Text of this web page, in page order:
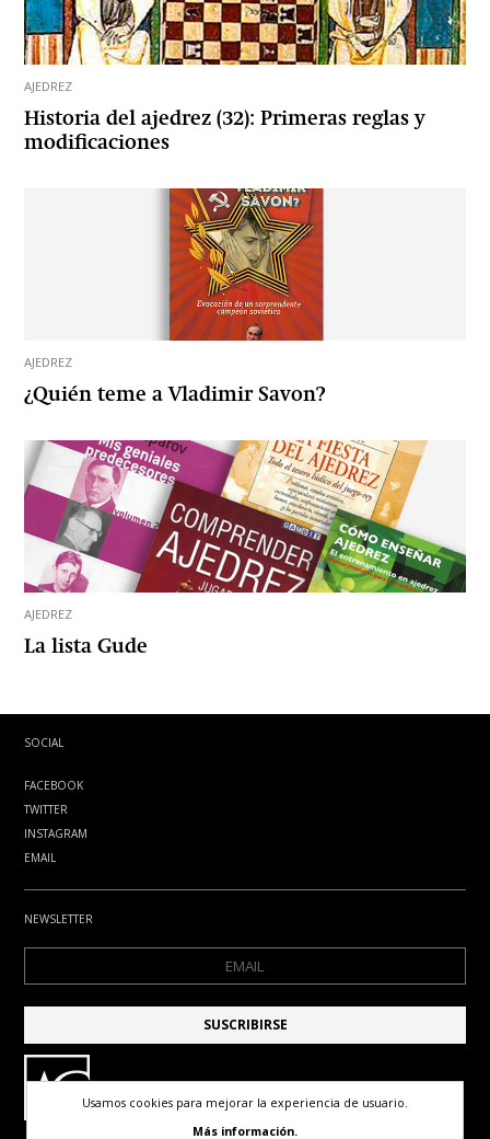
AJEDREZ
Historia del ajedrez (32): Primeras reglas y
modificaciones
AJEDREZ
¿Quién teme a Vladimir Savon?
AJEDREZ
La lista Gude
SOCIAL
FACEBOOK
TWITTER
INSTAGRAM
EMAIL
NEWSLETTER
Usamos cookies para mejorar la experiencia de usuario.
Más información.